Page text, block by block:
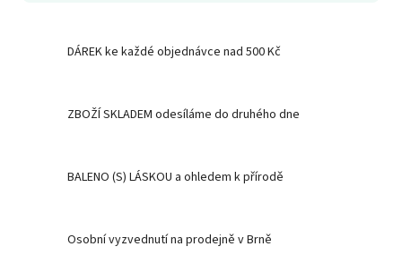
DÁREK ke každé objednávce nad 500 Kč
ZBOŽÍ SKLADEM odesíláme do druhého dne
BALENO (S) LÁSKOU a ohledem k přírodě
Osobní vyzvednutí na prodejně v Brně